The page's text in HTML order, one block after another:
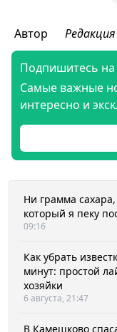
Автор
Подпишитесь на
Самые важные
интересно и
Ни грамма
который я пеку
09:16
Как убрать
минут: простой
хозяйки
6 августа, 21:47
В Камешково